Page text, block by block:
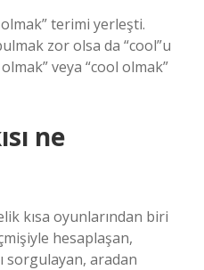
terimi yerleşti.
zor olsa da “cool”u
veya “cool olmak”
ne
kısa oyunlarından biri
hesaplaşan,
sorgulayan, aradan